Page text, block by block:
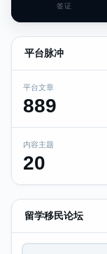
签证
平台脉冲
平台文章
889
内容主题
20
留学移民论坛